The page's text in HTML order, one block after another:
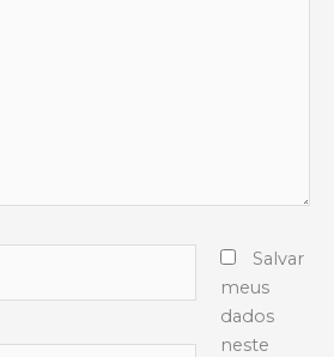
Salvar
meus
dados
neste